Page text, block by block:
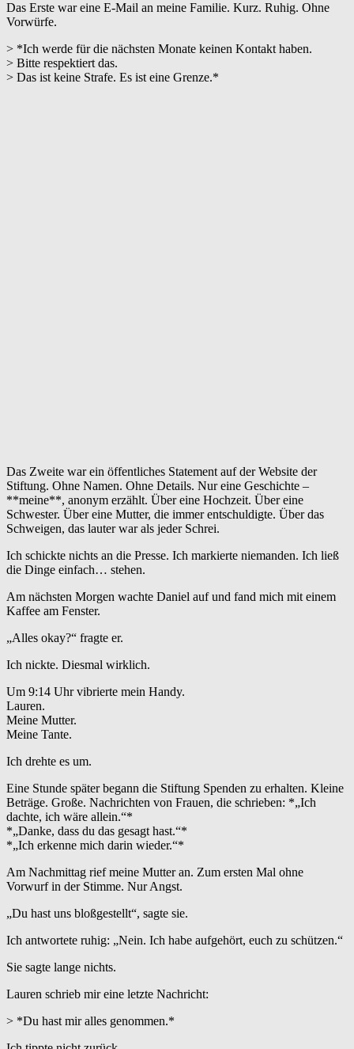
Das Erste war eine E-Mail an meine Familie. Kurz. Ruhig. Ohne
Vorwürfe.
> *Ich werde für die nächsten Monate keinen Kontakt haben.
> Bitte respektiert das.
> Das ist keine Strafe. Es ist eine Grenze.*
Das Zweite war ein öffentliches Statement auf der Website der
Stiftung. Ohne Namen. Ohne Details. Nur eine Geschichte –
**meine**, anonym erzählt. Über eine Hochzeit. Über eine
Schwester. Über eine Mutter, die immer entschuldigte. Über das
Schweigen, das lauter war als jeder Schrei.
Ich schickte nichts an die Presse. Ich markierte niemanden. Ich ließ
die Dinge einfach… stehen.
Am nächsten Morgen wachte Daniel auf und fand mich mit einem
Kaffee am Fenster.
„Alles okay?“ fragte er.
Ich nickte. Diesmal wirklich.
Um 9:14 Uhr vibrierte mein Handy.
Lauren.
Meine Mutter.
Meine Tante.
Ich drehte es um.
Eine Stunde später begann die Stiftung Spenden zu erhalten. Kleine
Beträge. Große. Nachrichten von Frauen, die schrieben: *„Ich
dachte, ich wäre allein.“*
*„Danke, dass du das gesagt hast.“*
*„Ich erkenne mich darin wieder.“*
Am Nachmittag rief meine Mutter an. Zum ersten Mal ohne
Vorwurf in der Stimme. Nur Angst.
„Du hast uns bloßgestellt“, sagte sie.
Ich antwortete ruhig: „Nein. Ich habe aufgehört, euch zu schützen.“
Sie sagte lange nichts.
Lauren schrieb mir eine letzte Nachricht:
> *Du hast mir alles genommen.*